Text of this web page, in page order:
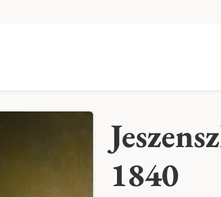
1840